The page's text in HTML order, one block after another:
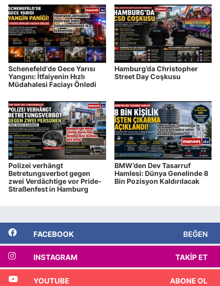
Schenefeld'de Gece Yarısı
Yangını: İtfaiyenin Hızlı
Müdahalesi Faciayı Önledi
Hamburg’da Christopher
Street Day Coşkusu
Polizei verhängt
Betretungsverbot gegen
zwei Verdächtige vor Pride-
Straßenfest in Hamburg
BMW’den Dev Tasarruf
Hamlesi: Dünya Genelinde 8
Bin Pozisyon Kaldırılacak
FACEBOOK BEĞEN
INSTAGRAM TAKIP ET
YOUTUBE ABONE OL